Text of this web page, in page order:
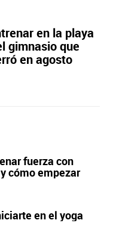
en la playa
gimnasio que
en agosto
fuerza con
cómo empezar
en el yoga